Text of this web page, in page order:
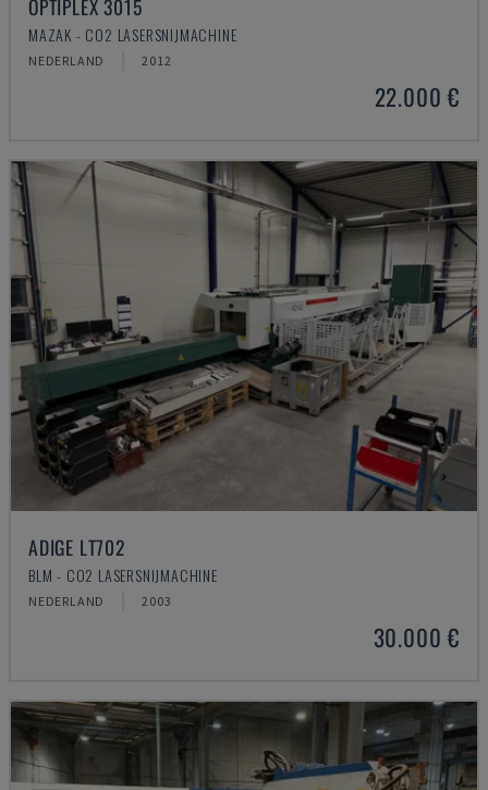
OPTIPLEX 3015
MAZAK - CO2 LASERSNIJMACHINE
NEDERLAND 2012
22.000 €
ADIGE LT702
BLM - CO2 LASERSNIJMACHINE
NEDERLAND 2003
30.000 €